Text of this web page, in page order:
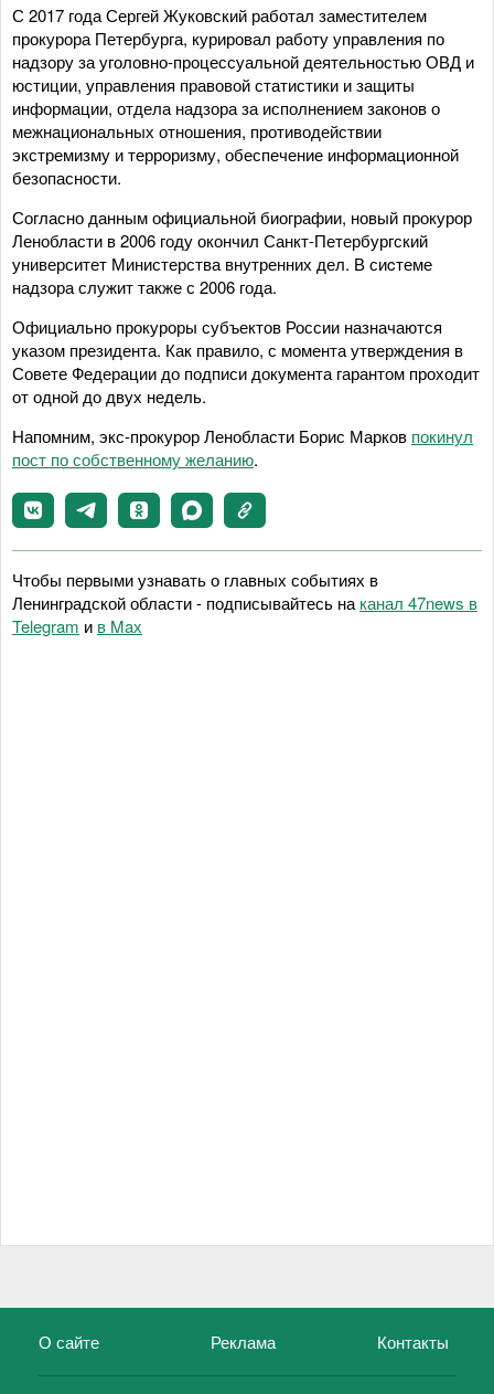
С 2017 года Сергей Жуковский работал заместителем
прокурора Петербурга, курировал работу управления по
надзору за уголовно-процессуальной деятельностью ОВД и
юстиции, управления правовой статистики и защиты
информации, отдела надзора за исполнением законов о
межнациональных отношения, противодействии
экстремизму и терроризму, обеспечение информационной
безопасности.
Согласно данным официальной биографии, новый прокурор
Ленобласти в 2006 году окончил Санкт-Петербургский
университет Министерства внутренних дел. В сиcтеме
надзора служит также с 2006 года.
Официально прокуроры субъектов России назначаются
указом президента. Как правило, с момента утверждения в
Совете Федерации до подписи документа гарантом проходит
от одной до двух недель.
Напомним, экс-прокурор Ленобласти Борис Марков покинул
пост по собственному желанию.
Чтобы первыми узнавать о главных событиях в
Ленинградской области - подписывайтесь на канал 47news в
Telegram и в Maх
О сайте Реклама Контакты